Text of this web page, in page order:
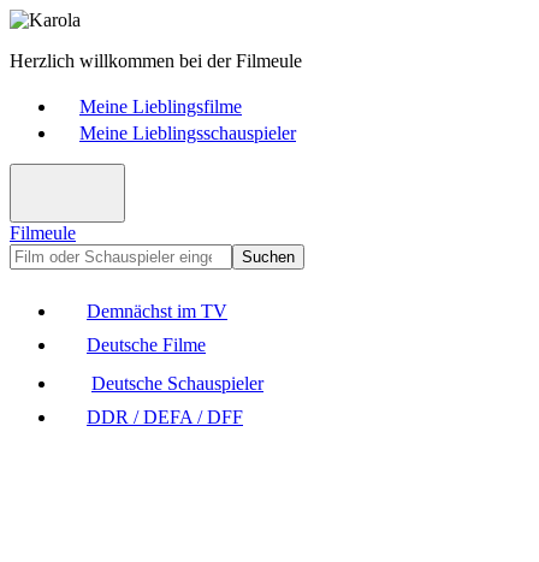
Herzlich willkommen bei der Filmeule
Meine Lieblingsfilme
Meine Lieblingsschauspieler
Filmeule
Suchen
Demnächst im TV
Deutsche Filme
Deutsche Schauspieler
DDR / DEFA / DFF